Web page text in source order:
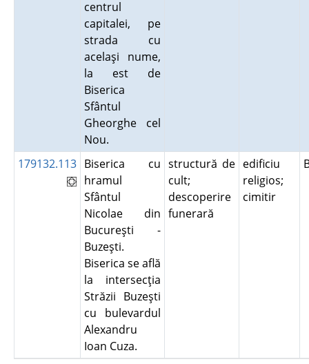
centrul
capitalei, pe
strada cu
acelaşi nume,
la est de
Biserica
Sfântul
Gheorghe cel
Nou.
179132.113 Biserica cu
hramul
Sfântul
Nicolae din
Bucureşti -
Buzeşti.
Biserica se află
la intersecţia
Străzii Buzeşti
cu bulevardul
Alexandru
Ioan Cuza.
structură de
cult;
descoperire
funerară
edificiu
religios;
cimitir